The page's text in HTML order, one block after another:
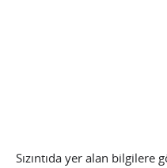
Sızıntıda yer alan bilgilere